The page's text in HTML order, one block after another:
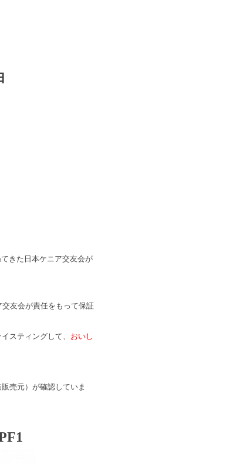
きた日本ケニア交友会が
友会が責任をもって保証
スティングして、 おいし
売元）が確認していま